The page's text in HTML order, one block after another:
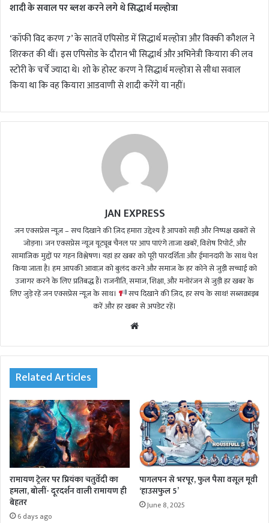
शादी के सवाल पर ब्लश करने लगे थे सिद्धार्थ मल्होत्रा
‘कॉफी विद करण 7’ के सातवें एपिसोड में सिद्धार्थ मल्होत्रा और विक्की कौशल ने
शिरकत की थीं। इस एपिसोड के दौरान भी सिद्धार्थ और अभिनेत्री कियारा की लव
स्टोरी के चर्चे ज्यादा थे। शो के होस्ट करण ने सिद्धार्थ मल्होत्रा से सीधा सवाल
किया था कि वह कियारा आडवाणी से शादी करेंगे या नहीं।
JAN EXPRESS
जन एक्सप्रेस न्यूज़ – सच दिखाने की ज़िद हमारा उद्देश्य है आपको सही और निष्पक्ष खबरों से
जोड़ना। जन एक्सप्रेस न्यूज़ यूट्यूब चैनल पर आप पाएंगे ताजा खबरें, विशेष रिपोर्ट, और
सामाजिक मुद्दों पर गहन विश्लेषण। यहां हर खबर को पूरी पारदर्शिता और ईमानदारी के साथ पेश
किया जाता है। हम आपकी आवाज़ को बुलंद करने और समाज के हर कोने से जुड़ी सच्चाई को
उजागर करने के लिए प्रतिबद्ध हैं। राजनीति, समाज, शिक्षा, और मनोरंजन से जुड़ी हर खबर के
लिए जुड़े रहें जन एक्सप्रेस न्यूज़ के साथ।
सच दिखाने की ज़िद, हर सच के साथ! सब्सक्राइब
करें और हर खबर से अपडेट रहें।
te
Related Articles
रामायण ट्रेलर पर प्रियंका चतुर्वेदी का
हमला, बोलीं- दूरदर्शन वाली रामायण ही
बेहतर
6 days ago
पागलपन से भरपूर, फुल पैसा वसूल मूवी
‘हाउसफुल 5’
June 8, 2025